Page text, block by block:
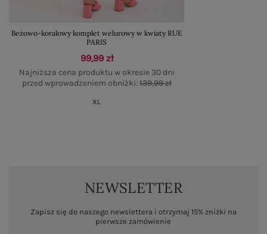
Beżowo-koralowy komplet welurowy w kwiaty RUE
PARIS
99,99 zł
Najniższa cena produktu w okresie 30 dni
przed wprowadzeniem obniżki:139,99 zł
XL
NEWSLETTER
Zapisz się do naszego newslettera i otrzymaj 15% zniżki na
pierwsze zamówienie